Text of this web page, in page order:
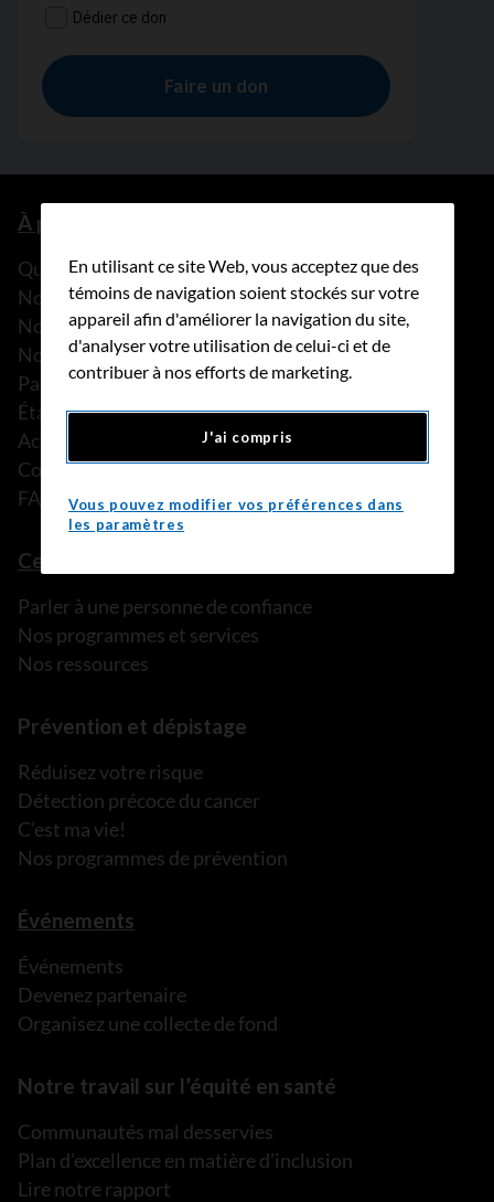
À propos de nous
Que faisons-nous?
Notre histoire
Nos histoires
Notre équipe
Partenariats
États financiers
Actualités
Communiqués de presse
FAQ
Ce que nous pouvons faire
Parler à une personne de confiance
Nos programmes et services
Nos ressources
Prévention et dépistage
Réduisez votre risque
Détection précoce du cancer
C’est ma vie!
Nos programmes de prévention
Événements
Événements
Devenez partenaire
Organisez une collecte de fond
Notre travail sur l’équité en santé
Communautés mal desservies
Plan d’excellence en matière d’inclusion
Lire notre rapport
En utilisant ce site Web, vous acceptez que des
témoins de navigation soient stockés sur votre
appareil afin d'améliorer la navigation du site,
d'analyser votre utilisation de celui-ci et de
contribuer à nos efforts de marketing.
J'ai compris
Vous pouvez modifier vos préférences dans
les paramètres